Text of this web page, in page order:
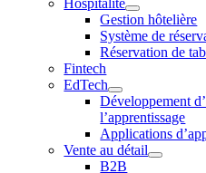
Hospitalité
Gestion hôtelière
Système de
Réservation de
Fintech
EdTech
Développement
l’apprentissage
Applications
Vente au détail
B2B